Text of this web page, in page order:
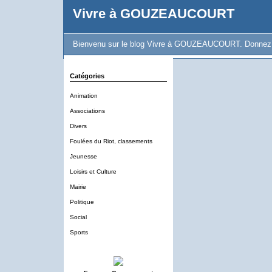
Vivre à GOUZEAUCOURT
Bienvenu sur le blog Vivre à GOUZEAUCOURT.
Catégories
Animation
Associations
Divers
Foulées du Riot, classements
Jeunesse
Loisirs et Culture
Mairie
Politique
Social
Sports